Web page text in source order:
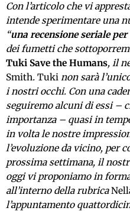
Con l’articolo che vi
intende sperimentare una
“una recensione seriale
dei fumetti che
Tuki Save the Humans, il
Smith. Tuki non sarà
i nostri occhi. Con una
seguiremo alcuni di essi –
importanza – quasi in
in volta le nostre
l’evoluzione da vicino, per
prossima settimana, il
oggi vi proponiamo in
all’interno della rubrica
l’appuntamento